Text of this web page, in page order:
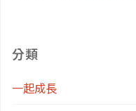
分類
一起成長